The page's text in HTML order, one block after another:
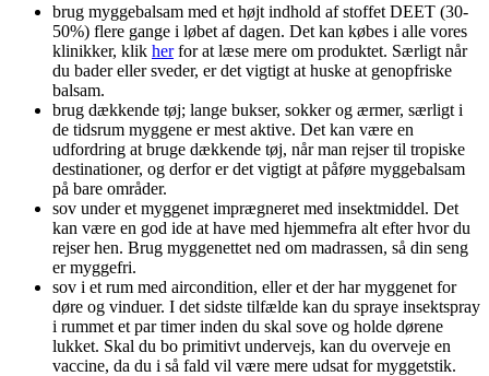
brug myggebalsam med et højt indhold af stoffet DEET (30-
50%) flere gange i løbet af dagen. Det kan købes i alle vores
klinikker, klik herfor at læse mere om produktet. Særligt når
du bader eller sveder, er det vigtigt at huske at genopfriske
balsam.
brug dækkende tøj; lange bukser, sokker og ærmer, særligt i
de tidsrum myggene er mest aktive. Det kan være en
udfordring at bruge dækkende tøj, når man rejser til tropiske
destinationer, og derfor er det vigtigt at påføre myggebalsam
på bare områder.
sov under et myggenet imprægneret med insektmiddel. Det
kan være en god ide at have med hjemmefra alt efter hvor du
rejser hen. Brug myggenettet ned om madrassen, så din seng
er myggefri.
sov i et rum med aircondition, eller et der har myggenet for
døre og vinduer. I det sidste tilfælde kan du spraye insektspray
i rummet et par timer inden du skal sove og holde dørene
lukket. Skal du bo primitivt undervejs, kan du overveje en
vaccine, da du i så fald vil være mere udsat for myggetstik.